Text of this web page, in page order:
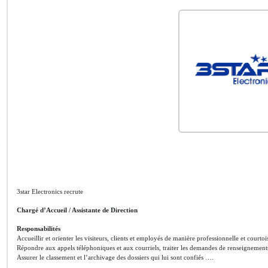
3star Electronics recrute
Chargé d’Accueil / Assistante de Direction
Responsabilités
Accueillir et orienter les visiteurs, clients et employés de manière professionnelle et
Répondre aux appels téléphoniques et aux courriels, traiter les demandes de
Assurer le classement et l’archivage des dossiers qui lui sont confiés ….